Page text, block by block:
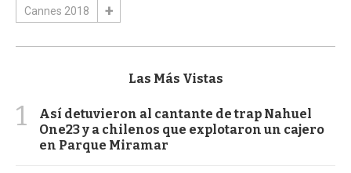
Cannes 2018
Las Más Vistas
1
Así detuvieron al cantante de trap Nahuel
One23 y a chilenos que explotaron un cajero
en Parque Miramar